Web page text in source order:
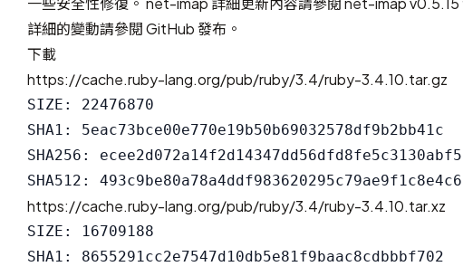
詳細的變動請參閱GitHub 發布 。
下載
https://cache.ruby-lang.org/pub/ruby/3.4/ruby-3.4.10.tar.gz
SIZE: 22476870
SHA1: 5eac73bce00e770e19b50b69032578df9b2bb41c
SHA256:
https://cache.ruby-lang.org/pub/ruby/3.4/ruby-3.4.10.tar.xz
SIZE: 16709188
SHA1: 8655291cc2e7547d10db5e81f9baac8cdbbbf702